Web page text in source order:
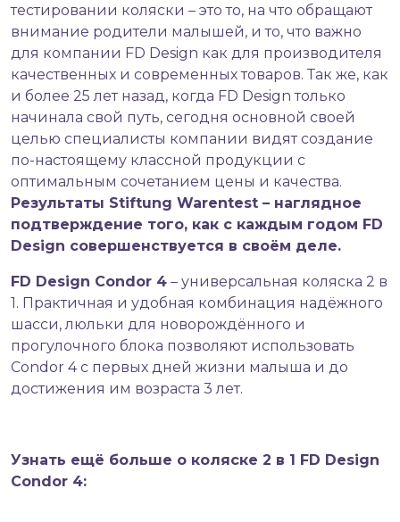
тестировании коляски – это то, на что обращают
внимание родители малышей, и то, что важно
для компании FD Design как для производителя
качественных и современных товаров. Так же, как
и более 25 лет назад, когда FD Design только
начинала свой путь, сегодня основной своей
целью специалисты компании видят создание
по-настоящему классной продукции с
оптимальным сочетанием цены и качества.
Результаты Stiftung Warentest – наглядное
подтверждение того, как с каждым годом FD
Design совершенствуется в своём деле.
FD Design Condor 4 – универсальная коляска 2 в
1. Практичная и удобная комбинация надёжного
шасси, люльки для новорождённого и
прогулочного блока позволяют использовать
Condor 4 с первых дней жизни малыша и до
достижения им возраста 3 лет.
Узнать ещё больше о коляске 2 в 1 FD Design
Condor 4: